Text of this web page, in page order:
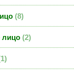
8
лицо 2
1